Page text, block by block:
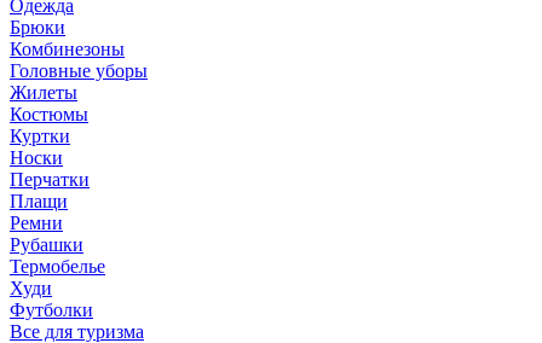
Одежда
Брюки
Комбинезоны
Головные уборы
Жилеты
Костюмы
Куртки
Носки
Перчатки
Плащи
Ремни
Рубашки
Термобелье
Худи
Футболки
Все для туризма